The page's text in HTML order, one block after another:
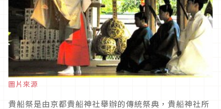
圖片來源
貴船祭是由京都貴船神社舉辦的傳統祭典，貴船神社所